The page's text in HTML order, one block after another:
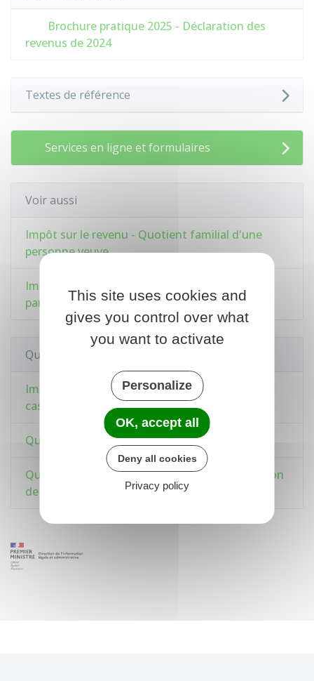
Brochure pratique 2025 - Déclaration des
revenus de 2024
Textes de référence
Services en ligne et formulaires
Voir aussi
Impôt sur le revenu - Quotient familial d'une
personne veuve
Impôt sur le revenu - Quotient familial d'un
parent isolé
Questions ? Réponses !
Impôt sur le revenu - Quel quotient familial en
cas de divorce ou séparation ?
Quel est le barème de l'impôt sur le revenu ?
Quelle est la date limite pour faire sa déclaration
de revenus pour les impôts ?
This site uses cookies and
gives you control over what
you want to activate
Personalize
OK, accept all
Deny all cookies
Privacy policy